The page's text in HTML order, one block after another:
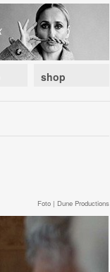
shop
Foto | Dune Productions